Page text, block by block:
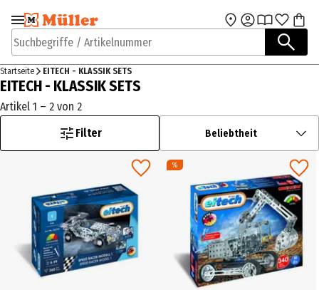
Zur Navigation
springen
Zum Hauptinhalt
Suchbegriffe / Artikelnummer
Startseite EITECH - KLASSIK SETS
EITECH - KLASSIK SETS
Artikel 1 – 2 von 2
Filter
Beliebtheit